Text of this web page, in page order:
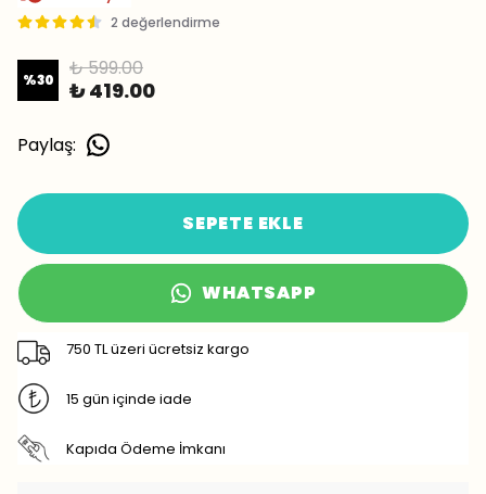
2 değerlendirme
%30 ₺ 599.00
₺ 419.00
Paylaş:
SEPETE EKLE
WHATSAPP
750 TL üzeri ücretsiz kargo
15 gün içinde iade
Kapıda Ödeme İmkanı